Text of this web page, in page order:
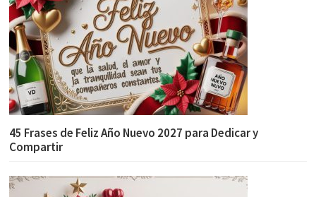
45 Frases de Feliz Año Nuevo 2027 para Dedicar y
Compartir